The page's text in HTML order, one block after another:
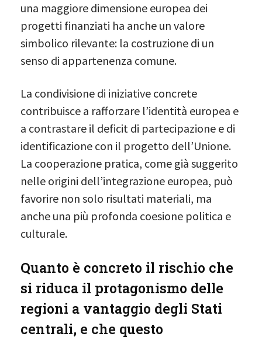
una maggiore dimensione europea dei
progetti finanziati ha anche un valore
simbolico rilevante: la costruzione di un
senso di appartenenza comune.
La condivisione di iniziative concrete
contribuisce a rafforzare l’identità europea e
a contrastare il deficit di partecipazione e di
identificazione con il progetto dell’Unione.
La cooperazione pratica, come già suggerito
nelle origini dell’integrazione europea, può
favorire non solo risultati materiali, ma
anche una più profonda coesione politica e
culturale.
Quanto è concreto il rischio che
si riduca il protagonismo delle
regioni a vantaggio degli Stati
centrali, e che questo